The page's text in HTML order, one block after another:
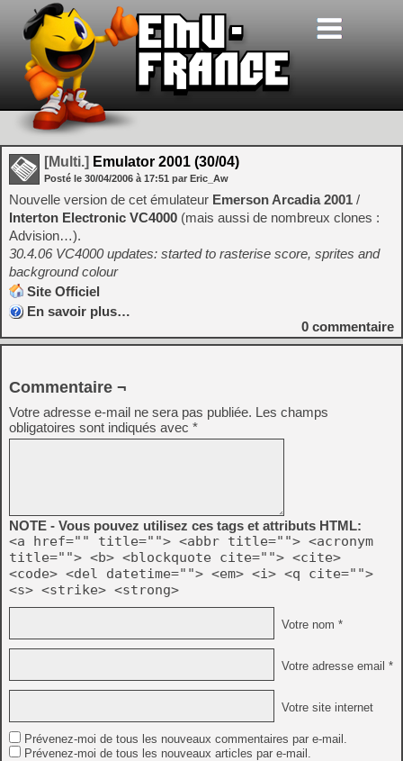
[Multi.] Emulator 2001 (30/04)
Posté le 30/04/2006 à 17:51 par Eric_Aw
Nouvelle version de cet émulateur Emerson Arcadia 2001 /
Interton Electronic VC4000 (mais aussi de nombreux clones :
Advision…).
30.4.06 VC4000 updates: started to rasterise score, sprites and
background colour
Site Officiel
En savoir plus…
0 commentaire
Commentaire ¬
Votre adresse e-mail ne sera pas publiée. Les champs
obligatoires sont indiqués avec *
NOTE - Vous pouvez utilisez ces tags et attributs HTML:
<a href="" title=""> <abbr title=""> <acronym
title=""> <b> <blockquote cite=""> <cite>
<code> <del datetime=""> <em> <i> <q cite="">
<s> <strike> <strong>
Votre nom *
Votre adresse email *
Votre site internet
Prévenez-moi de tous les nouveaux commentaires par e-mail.
Prévenez-moi de tous les nouveaux articles par e-mail.